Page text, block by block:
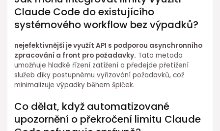
Claude Code do existujícího
systémového workflow bez výpadků?
nejefektivnější je využít API s podporou⁢ asynchronního
zpracování a front pro požadavky. Tato metoda
umožňuje hladké řízení zatížení a předejde přetížení⁢
služeb díky postupnému vyřizování požadavků, což
minimalizuje výpadky během špiček.
Co dělat, když automatizované
upozornění⁢ o překročení limitu Claude